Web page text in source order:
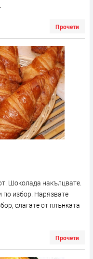
Прочети
Шоколада накълцвате.
избор. Нарязвате
слагате от плънката
Прочети